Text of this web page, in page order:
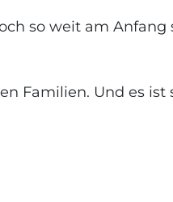
so weit am Anfang
Familien. Und es ist